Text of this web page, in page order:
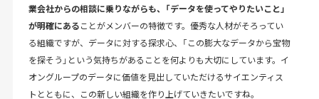
業会社からの相談に乗りながらも、「データを使ってやりたいこと」
が明確にあることがメンバーの特徴です。優秀な人材がそろってい
る組織ですが、データに対する探求心、「この膨大なデータから宝物
を探そう」という気持ちがあることを何よりも大切にしています。イ
オングループのデータに価値を見出していただけるサイエンティス
トとともに、この新しい組織を作り上げていきたいですね。